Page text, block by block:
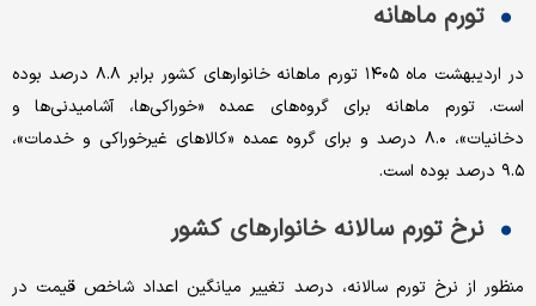
تورم ماهانه
در اردیبهشت ماه ۱۴۰۵ تورم ماهانه خانوار‌های کشور برابر ۸.۸ درصد بوده
است. تورم ماهانه برای گروه‌های عمده «خوراکی‌ها، آشامیدنی‌ها و
دخانیات»، ۸.۰ درصد و برای گروه عمده «کالا‌های غیرخوراکی و خدمات»،
۹.۵ درصد بوده است.
نرخ تورم سالانه خانوار‌های کشور
منظور از نرخ تورم سالانه، درصد تغییر میانگین اعداد شاخص قیمت در